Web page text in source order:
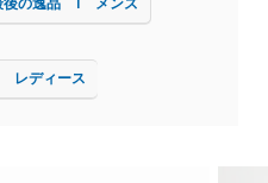
後の逸品 | メンズ
ディース